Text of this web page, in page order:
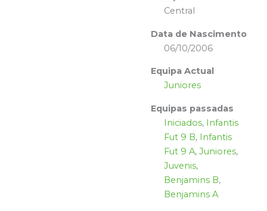
Central
Data de Nascimento
06/10/2006
Equipa Actual
Juniores
Equipas passadas
Iniciados, Infantis
Fut 9 B, Infantis
Fut 9 A,Juniores,
Juvenis,
Benjamins B,
Benjamins A